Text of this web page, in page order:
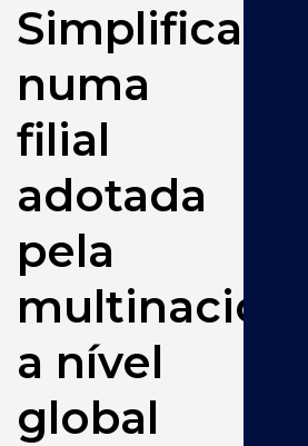
Simplificação
numa
filial
adotada
pela
multinacional
a nível
global